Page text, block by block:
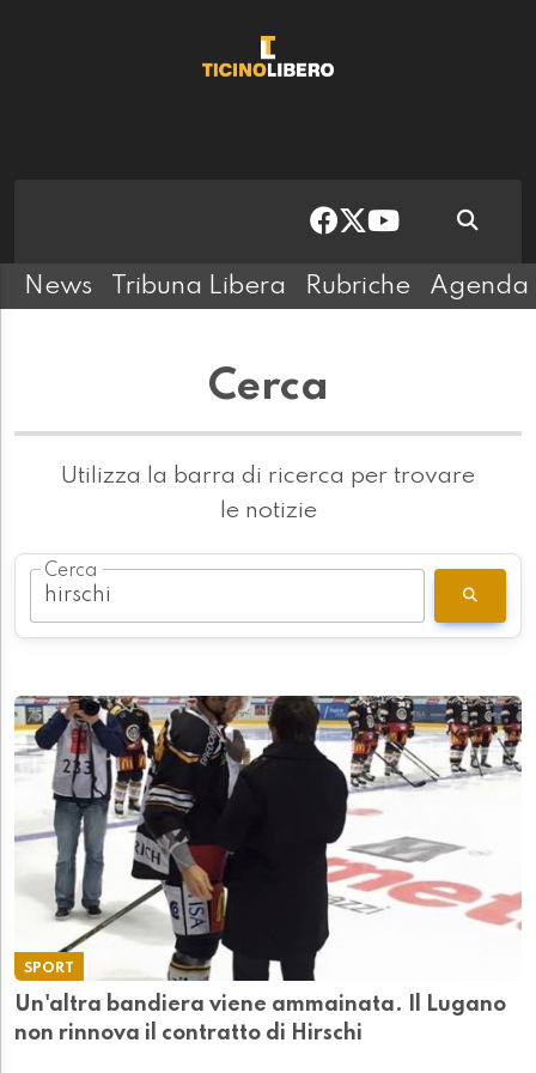
News Tribuna Libera Rubriche Agenda
Cerca
Utilizza la barra di ricerca per trovare
le notizie
Cerca
SPORT
Un'altra bandiera viene ammainata. Il Lugano
non rinnova il contratto di Hirschi